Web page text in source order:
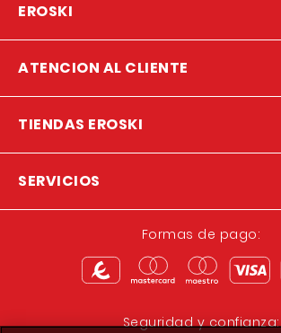
EROSKI
ATENCION AL CLIENTE
TIENDAS EROSKI
SERVICIOS
Formas de pago:
Seguridad y confianza: